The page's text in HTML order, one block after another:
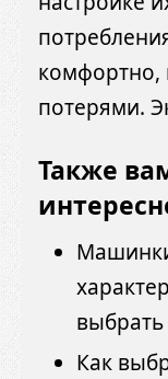
потерями.
Также
Как